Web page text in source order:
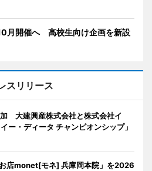
月開催へ 高校生向け企画を新設
スリリース
大建興産株式会社と株式会社イ
ー・ディータ チャンピオンシップ」
お店monet[モネ] 兵庫岡本院」を2026